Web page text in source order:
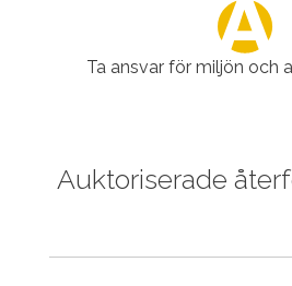
Ta ansvar för miljön och
Auktoriserade